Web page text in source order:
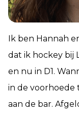
Ik ben Hannah
dat ik hockey bij
en nu in D1.
in de voorhoede
aan de bar.